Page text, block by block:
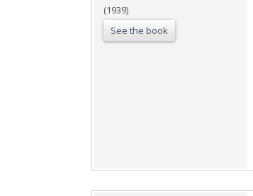
(1939)
See the book